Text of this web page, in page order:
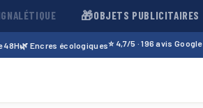
🎁OBJETS PUBLICITAIRES
48H🌿 Encres écologiques⭐ 4,7/5 · 196 avis Google